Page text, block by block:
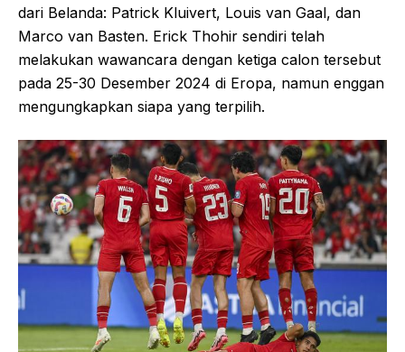
dari Belanda: Patrick Kluivert, Louis van Gaal, dan
Marco van Basten. Erick Thohir sendiri telah
melakukan wawancara dengan ketiga calon tersebut
pada 25-30 Desember 2024 di Eropa, namun enggan
mengungkapkan siapa yang terpilih.